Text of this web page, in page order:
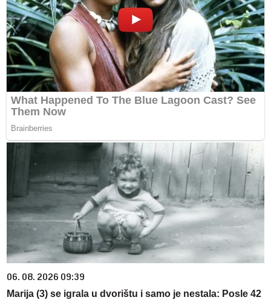
06. 08. 2026 09:39
Marija (3) se igrala u dvorištu i samo je nestala: Posle 42